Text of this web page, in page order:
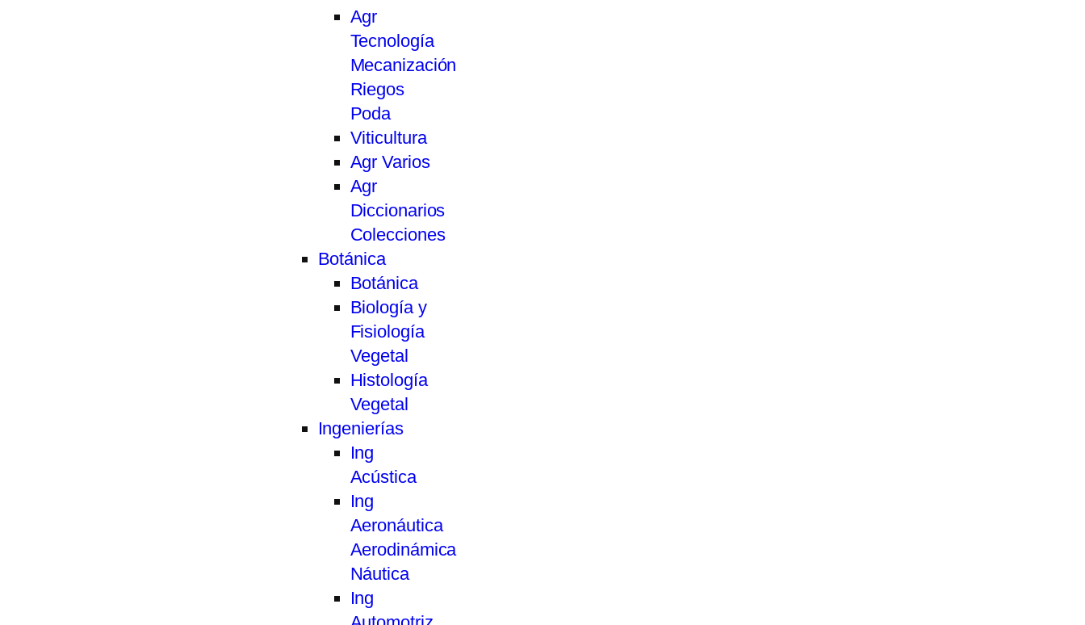
Agr
Tecnología
Mecanización
Riegos
Poda
Viticultura
Agr Varios
Agr
Diccionarios
Colecciones
Botánica
Botánica
Biología y
Fisiología
Vegetal
Histología
Vegetal
Ingenierías
Ing
Acústica
Ing
Aeronáutica
Aerodinámica
Náutica
Ing